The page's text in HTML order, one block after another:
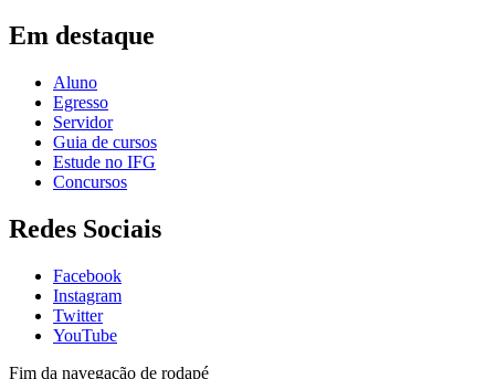
Em destaque
Aluno
Egresso
Servidor
Guia de cursos
Estude no IFG
Concursos
Redes Sociais
Facebook
Instagram
Twitter
YouTube
Fim da navegação de rodapé